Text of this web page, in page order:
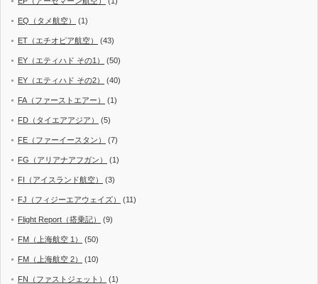
EQ（タメ航空） (1)
ET（エチオピア航空） (43)
EY（エティハド その1） (50)
EY（エティハド その2） (40)
FA（ファーストエアー） (1)
FD（タイエアアジア） (5)
FE（ファーイースタン） (7)
FG（アリアナアフガン） (1)
FI（アイスランド航空） (3)
FJ（フィジーエアウェイズ） (11)
Flight Report（搭乗記） (9)
FM（上海航空 1） (50)
FM（上海航空 2） (10)
FN（ファストジェット） (1)